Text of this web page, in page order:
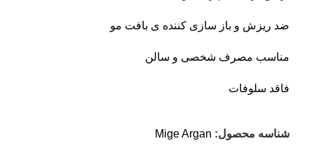
ضد ریزش و باز سازی کننده ی بافت مو
مناسب مصرف شخصی و سالن
فاقد سلوفات
شناسه محصول: Mige Argan